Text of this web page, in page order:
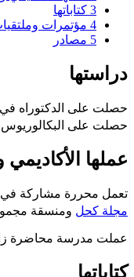
3 كتاباتها
4 مؤتمرات
5 مصادر
دراستها
حصلت على البكالوريوس
عملها
تعمل محررة مشاركة في
مجلة كحل ومنسقة
عملت مدرسة محاضرة
كتاباتها